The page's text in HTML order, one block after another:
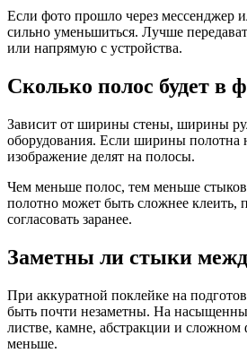
Если фото прошло через мессенджер
сильно уменьшиться. Лучше
или напрямую с устройства.
Сколько полос будет в
Зависит от ширины стены, ширины
оборудования. Если ширины полотна
изображение делят на полосы.
Чем меньше полос, тем меньше
полотно может быть сложнее клеить,
согласовать заранее.
Заметны ли стыки
При аккуратной поклейке на
быть почти незаметны. На
листве, камне, абстракции и
меньше.